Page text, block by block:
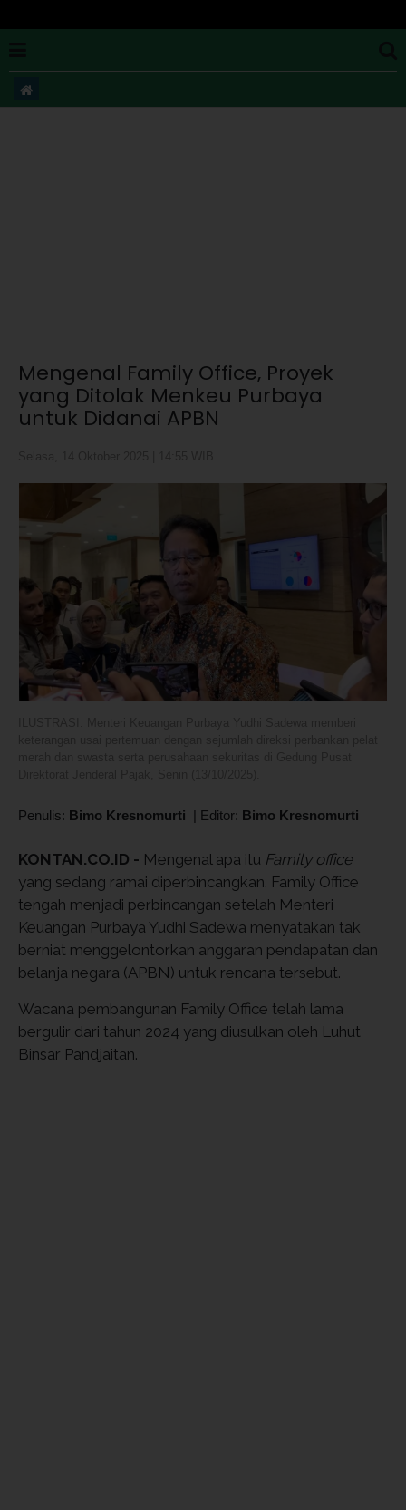
Mengenal Family Office, Proyek
yang Ditolak Menkeu Purbaya
untuk Didanai APBN
Penulis: Bimo Kresnomurti | Editor: Bimo Kresnomurti
KONTAN.CO.ID - Mengenal apa itu Family office
yang sedang ramai diperbincangkan. Family Office
tengah menjadi perbincangan setelah Menteri
Keuangan Purbaya Yudhi Sadewa menyatakan tak
berniat menggelontorkan anggaran pendapatan dan
belanja negara (APBN) untuk rencana tersebut.
Wacana pembangunan Family Office telah lama
bergulir dari tahun 2024 yang diusulkan oleh Luhut
Binsar Pandjaitan.